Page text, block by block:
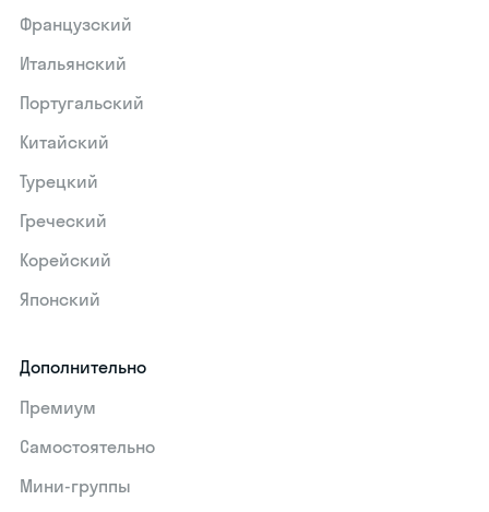
Французский
Итальянский
Португальский
Китайский
Турецкий
Греческий
Корейский
Японский
Дополнительно
Премиум
Самостоятельно
Мини-группы